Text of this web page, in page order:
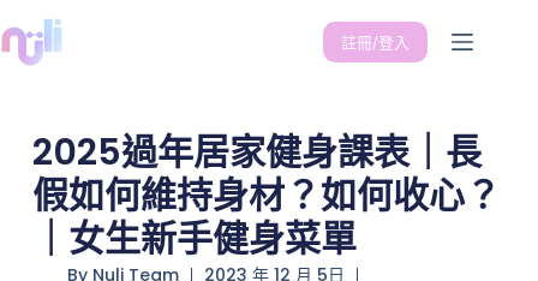
註冊/登入
2025過年居家健身課表｜長
假如何維持身材？如何收心？
｜女生新手健身菜單
ByNuli Team
2023 年 12 月 5日